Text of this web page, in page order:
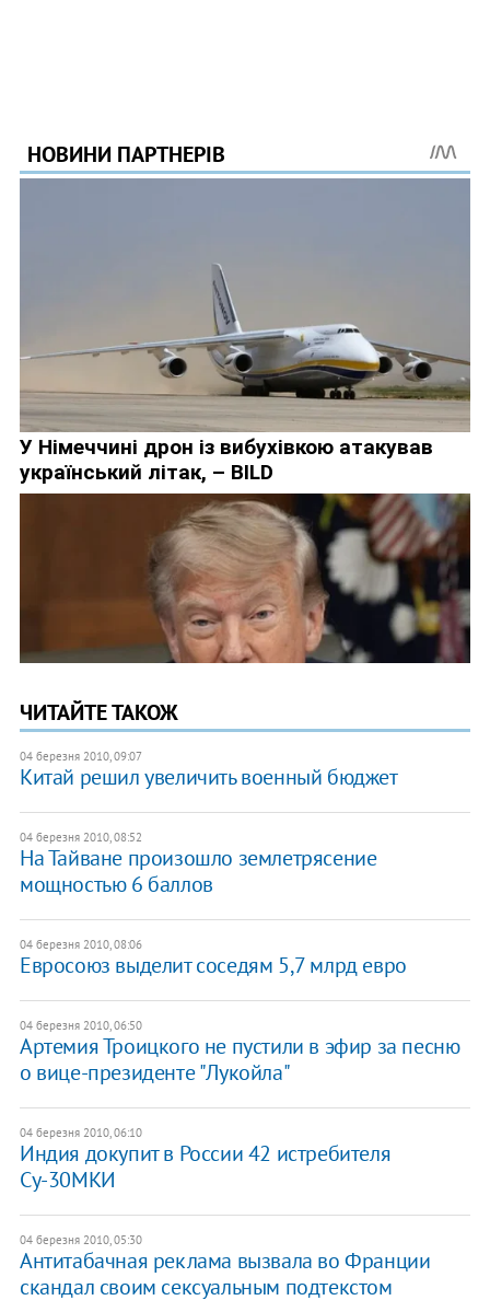
ЧИТАЙТЕ ТАКОЖ
04 березня 2010, 09:07
Китай решил увеличить военный бюджет
04 березня 2010, 08:52
На Тайване произошло землетрясение
мощностью 6 баллов
04 березня 2010, 08:06
Евросоюз выделит соседям 5,7 млрд евро
04 березня 2010, 06:50
Артемия Троицкого не пустили в эфир за песню
о вице-президенте "Лукойла"
04 березня 2010, 06:10
Индия докупит в России 42 истребителя
Су-30МКИ
04 березня 2010, 05:30
Антитабачная реклама вызвала во Франции
скандал своим сексуальным подтекстом